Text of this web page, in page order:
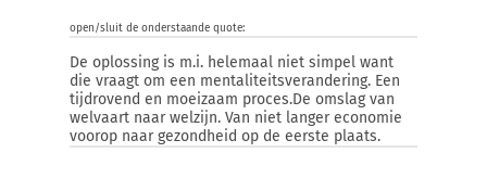
open/sluit de onderstaande quote:
De oplossing is m.i. helemaal niet simpel want
die vraagt om een mentaliteitsverandering. Een
tijdrovend en moeizaam proces.De omslag van
welvaart naar welzijn. Van niet langer economie
voorop naar gezondheid op de eerste plaats.